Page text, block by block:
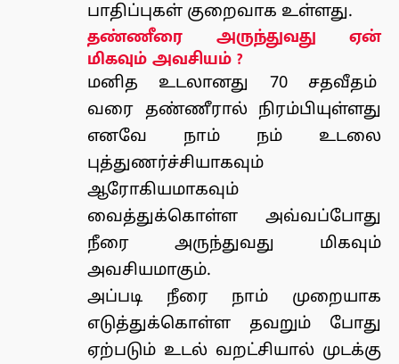
பாதிப்புகள் குறைவாக உள்ளது.
தண்ணீரை அருந்துவது ஏன்
மிகவும் அவசியம் ?
மனித உடலானது 70 சதவீதம்
வரை தண்ணீரால் நிரம்பியுள்ளது
எனவே நாம் நம் உடலை
புத்துணர்ச்சியாகவும்
ஆரோகியமாகவும்
வைத்துக்கொள்ள அவ்வப்போது
நீரை அருந்துவது மிகவும்
அவசியமாகும்.
அப்படி நீரை நாம் முறையாக
எடுத்துக்கொள்ள தவறும் போது
ஏற்படும் உடல் வறட்சியால் முடக்கு